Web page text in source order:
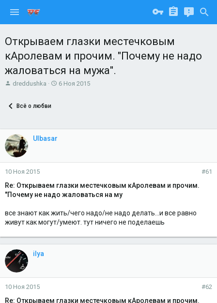
Открываем глазки местечковым
кАролевам и прочим. "Почему не надо
жаловаться на мужа".
А
о
е
м
ы
dreddushka
Д
а
6 Ноя 2015
Всё о любви
Ulbasar
10 Ноя 2015 #61
Re: Открываем глазки местечковым кАролевам и прочим.
"Почему не надо жаловаться на му
все знают как жить/чего надо/не надо делать...и все равно
живут как могут/умеют. тут ничего не поделаешь
ilya
10 Ноя 2015 #62
Re: Открываем глазки местечковым кАролевам и прочим.